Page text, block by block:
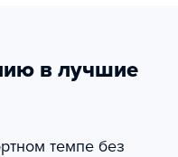
в лучшие
темпе без